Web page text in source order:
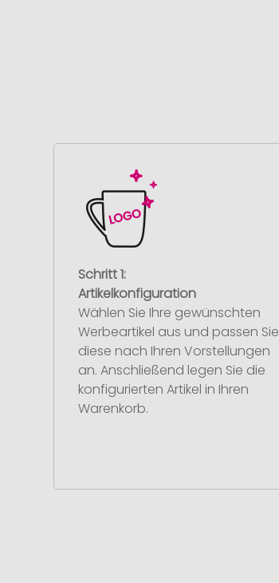
Schritt 1:
Artikelkonfiguration
Wählen Sie Ihre gewünschten
Werbeartikel aus und passen Sie
diese nach Ihren Vorstellungen
an. Anschließend legen Sie die
konfigurierten Artikel in Ihren
Warenkorb.